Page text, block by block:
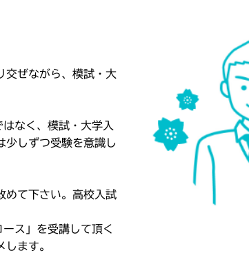
交ぜながら、模試・大
なく、模試・大学入
少しずつ受験を意識し
めて下さい。高校入試
ス」を受講して頂く
ます。